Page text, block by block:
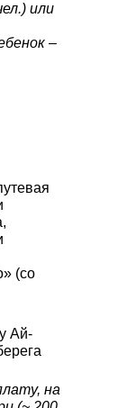
или
–
(со
Ай-
на